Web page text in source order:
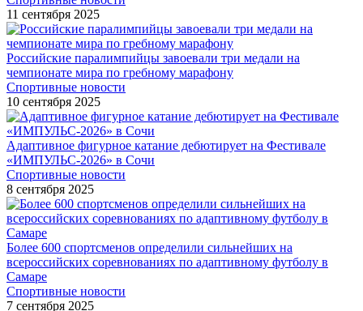
11 сентября 2025
Российские паралимпийцы завоевали три медали на
чемпионате мира по гребному марафону
Спортивные новости
10 сентября 2025
Адаптивное фигурное катание дебютирует на Фестивале
«ИМПУЛЬС-2026» в Сочи
Спортивные новости
8 сентября 2025
Более 600 спортсменов определили сильнейших на
всероссийских соревнованиях по адаптивному футболу в
Самаре
Спортивные новости
7 сентября 2025